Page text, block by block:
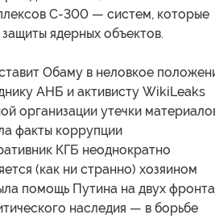
С-300 — систем, которые
ядерных объектов.
Обаму в неловкое
АНБ и активисту WikiLeaks
организации утечки
факты коррупции
КГБ неоднократно
(как ни странно) хозяином
помощь Путина на двух
наследия — в борьбе